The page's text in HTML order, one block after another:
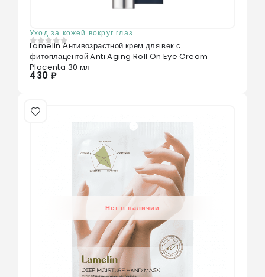
Уход за кожей вокруг глаз
0из 5
Lamelin Антивозрастной крем для век с
фитоплацентой Anti Aging Roll On Eye Cream
Placenta 30 мл
430 ₽
Нет в наличии